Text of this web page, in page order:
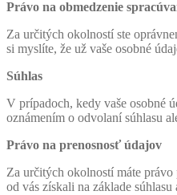
Právo na obmedzenie
Za určitých okolností ste
si myslíte, že už vaše osobné
Súhlas
V prípadoch, kedy vaše osobné
oznámením o odvolaní súhlasu
Právo na prenosnosť údajov
Za určitých okolností máte
od vás získali na základe